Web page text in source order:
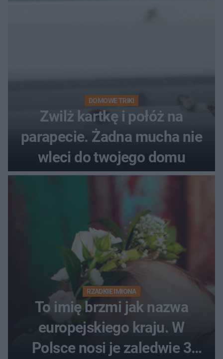
DOMOWE TRIKI
Zwilż kartkę i połóż na
parapecie. Żadna mucha nie
wleci do twojego domu
RZADKIE IMIONA
To imię brzmi jak nazwa
europejskiego kraju. W
Polsce nosi je zaledwie 3